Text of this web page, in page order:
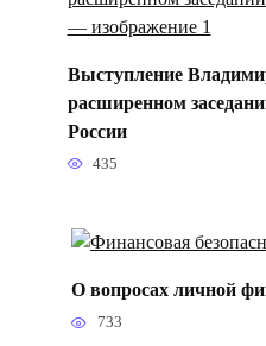
Выступление
расширенном
России
435
О вопросах личной
733